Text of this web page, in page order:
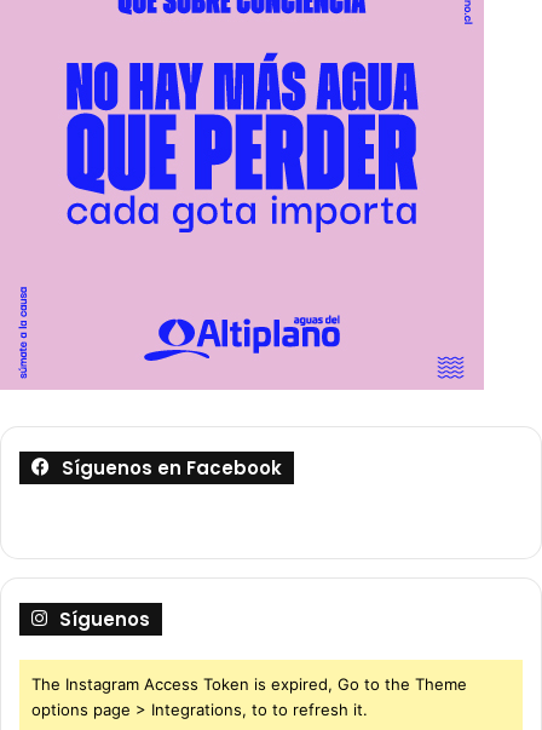
Síguenos en Facebook
Síguenos
The Instagram Access Token is expired, Go to the Theme
options page > Integrations, to to refresh it.